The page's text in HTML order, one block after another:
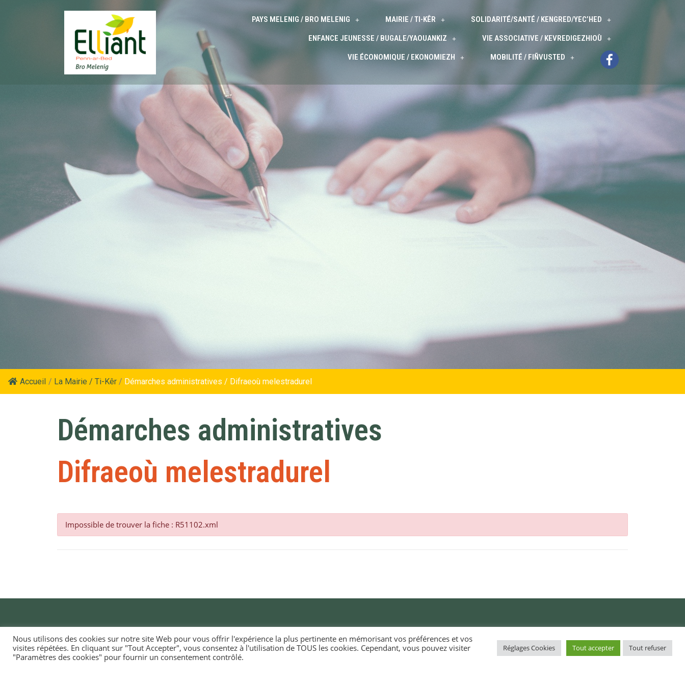
PAYS MELENIG / BRO MELENIG MAIRIE / TI-KÊR SOLIDARITÉ/SANTÉ / KENGRED/YEC’HED
ENFANCE JEUNESSE / BUGALE/YAOUANKIZ VIE ASSOCIATIVE / KEVREDIGEZHIOÙ
VIE ÉCONOMIQUE / EKONOMIEZH MOBILITÉ / FIÑVUSTED
Accueil / La Mairie / Ti-Kêr / Démarches administratives / Difraeoù melestradurel
Démarches administratives
Difraeoù melestradurel
Impossible de trouver la fiche : R51102.xml
MAIRIE D'ELLIANT
TI-KÊR ELIANT
HORAIRES D'OUVERTURE
Action sociale (CCAS) /
Nous utilisons des cookies sur notre site Web pour vous offrir l'expérience la plus pertinente en mémorisant vos préférences et vos
visites répétées. En cliquant sur "Tout Accepter", vous consentez à l'utilisation de TOUS les cookies. Cependant, vous pouvez visiter
"Paramètres des cookies" pour fournir un consentement contrôlé.
Réglages Cookies Tout accepter Tout refuser